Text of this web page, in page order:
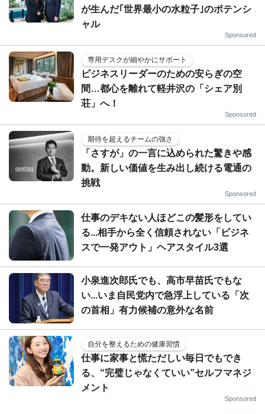
が生んだ｢世界最小の水粒子｣のポテンシ
ャル
Sponsored
専用デスクが細やかにサポート
ビジネスリーダーのための安らぎの空
間…都心を離れて軽井沢の「シェア別
荘」へ！
Sponsored
期待を超えるチームの強さ
「さすが」の一言に込められた驚きや感
動。新しい価値を生み出し続ける電通の
挑戦
Sponsored
仕事のデキない人ほどこの髪形をしてい
る...相手から全く信頼されない「ビジネ
スで一発アウト」ヘアスタイル3選
小泉進次郎氏でも、高市早苗氏でもな
い...いま自民党内で急浮上している「次
の首相」有力候補の意外な名前
自分を整えるための健康習慣
仕事に家事と慌ただしい毎日でもでき
る、“完璧じゃなくていい”セルフマネジ
メント
Sponsored